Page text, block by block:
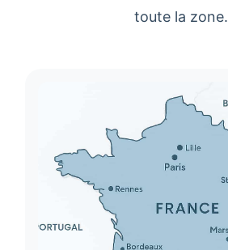
toute la zone.